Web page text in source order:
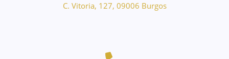
C. Vitoria, 127, 09006 Burgos